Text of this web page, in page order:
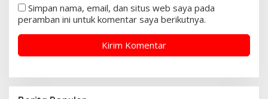
Simpan nama, email, dan situs web saya pada
peramban ini untuk komentar saya berikutnya.